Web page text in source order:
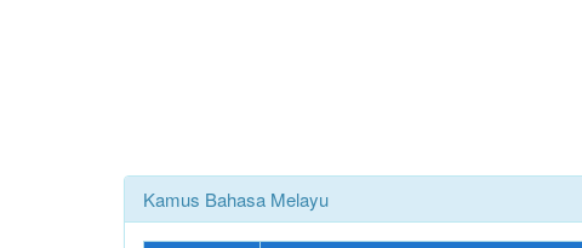
Kamus Bahasa Melayu